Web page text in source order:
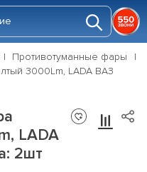
Противотуманные фары
3000Lm, LADA ВАЗ
LADA
2шт